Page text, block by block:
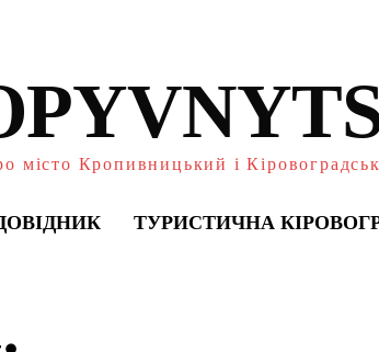
місто Кропивницький і
ТУРИСТИЧНА